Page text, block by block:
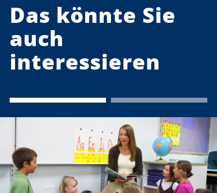
Das könnte Sie
auch
interessieren